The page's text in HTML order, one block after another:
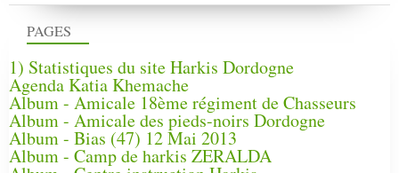
PAGES
1) Statistiques du site Harkis Dordogne
Agenda Katia Khemache
Album - Amicale 18ème régiment de Chasseurs
Album - Amicale des pieds-noirs Dordogne
Album - Bias (47) 12 Mai 2013
Album - Camp de harkis ZERALDA